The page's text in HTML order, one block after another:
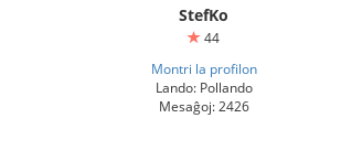
StefKo
44
Montri la profilon
Lando: Pollando
Mesaĝoj: 2426